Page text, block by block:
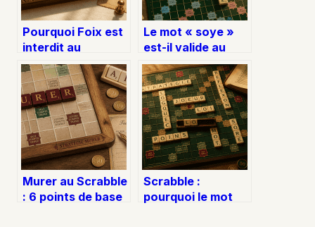
Pourquoi Foix est
interdit au
Scrabble : 16
points perdus et
comment les
rattraper
Le mot « soye »
est-il valide au
Scrabble ?
Analyse, score et
alternatives
stratégiques
Murer au Scrabble
: 6 points de base
Scrabble :
pourquoi le mot